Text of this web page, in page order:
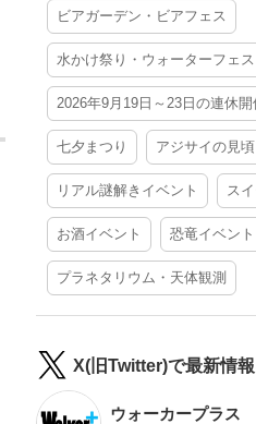
ビアガーデン・ビアフェス
水かけ祭り・ウォーターフェス
2026年9月19日～23日の連休開
七夕まつり アジサイの見頃
リアル謎解きイベント ス
お酒イベント 恐竜イベント
プラネタリウム・天体観測
X(旧Twitter)で最新情
ウォーカープラス